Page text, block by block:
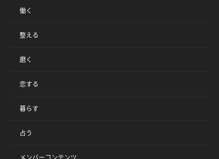
働く
整える
磨く
恋する
暮らす
占う
メンバーコンテンツ